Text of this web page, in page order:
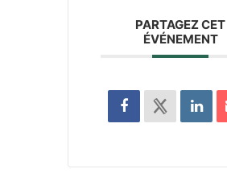
PARTAGEZ CET
ÉVÉNEMENT